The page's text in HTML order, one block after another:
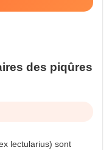
des piqûres
lectularius) sont